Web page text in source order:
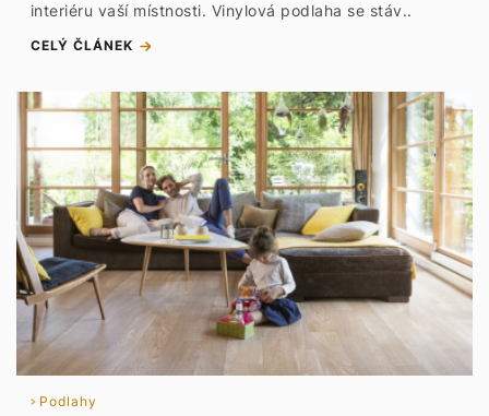
interiéru vaší místnosti. Vinylová podlaha se stáv..
CELÝ ČLÁNEK
Podlahy